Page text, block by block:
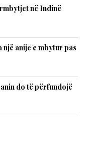
në Indinë
anije e mbytur pas
do të përfundojë